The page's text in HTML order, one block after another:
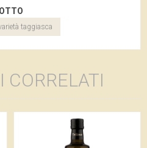
taggiasca
CORRELATI